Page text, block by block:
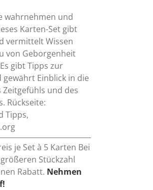
wahrnehmen und
Karten-Set gibt
vermittelt Wissen
von Geborgenheit
gibt Tipps zur
Einblick in die
Zeitgefühls und des
Rückseite:
Tipps,
je Set à 5 Karten Bei
Stückzahl
Rabatt. Nehmen